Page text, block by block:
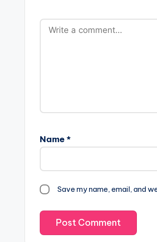
Name *
Save my name, email, and